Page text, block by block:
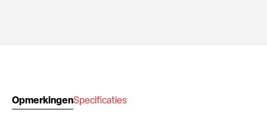
OpmerkingenSpecificaties